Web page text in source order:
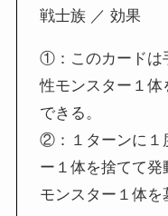
戦士族 ／ 効果
①：このカードは
性モンスター１
できる。
②：１ターンに１
ー１体を捨てて
モンスター１体を